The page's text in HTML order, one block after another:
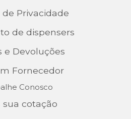
de Privacidade
de dispensers
e Devoluções
Fornecedor
Conosco
sua cotação